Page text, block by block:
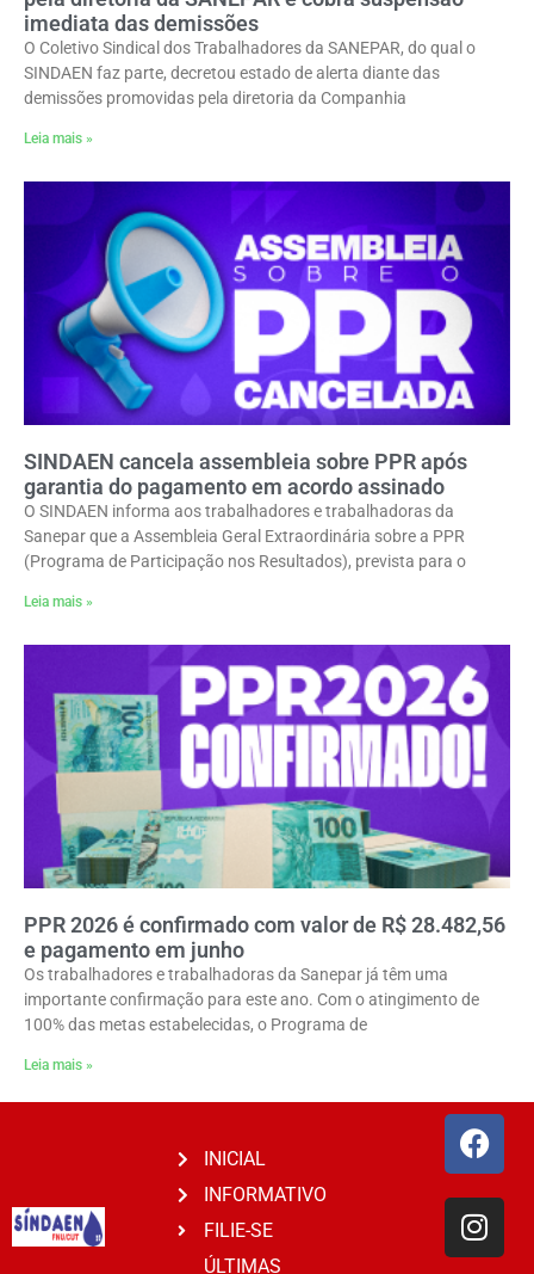
imediata das demissões
O Coletivo Sindical dos Trabalhadores da SANEPAR, do qual o
SINDAEN faz parte, decretou estado de alerta diante das
demissões promovidas pela diretoria da Companhia
Leia mais »
SINDAEN cancela assembleia sobre PPR após
garantia do pagamento em acordo assinado
O SINDAEN informa aos trabalhadores e trabalhadoras da
Sanepar que a Assembleia Geral Extraordinária sobre a PPR
(Programa de Participação nos Resultados), prevista para o
Leia mais »
PPR 2026 é confirmado com valor de R$ 28.482,56
e pagamento em junho
Os trabalhadores e trabalhadoras da Sanepar já têm uma
importante confirmação para este ano. Com o atingimento de
100% das metas estabelecidas, o Programa de
Leia mais »
INICIAL
INFORMATIVO
FILIE-SE
ÚLTIMAS